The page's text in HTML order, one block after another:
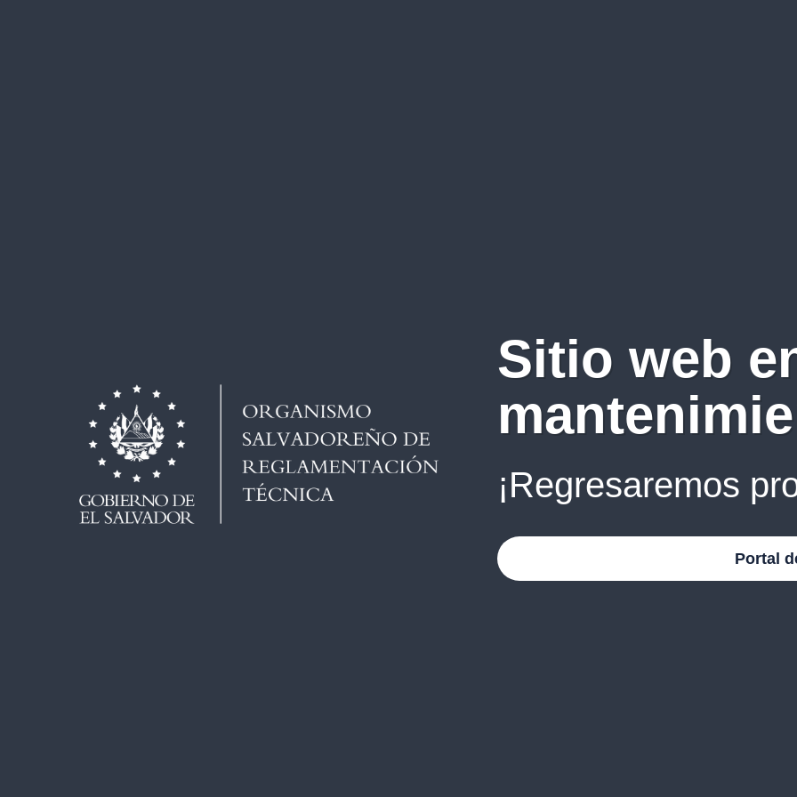
Sitio web
¡Regresaremos
Portal